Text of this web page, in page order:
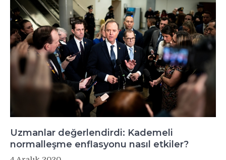
Uzmanlar değerlendirdi: Kademeli
normalleşme enflasyonu nasıl etkiler?